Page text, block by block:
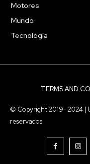
Motores
Mundo
Tecnología
TERMS AND
© Copyright 2019- 2024 |
reservados